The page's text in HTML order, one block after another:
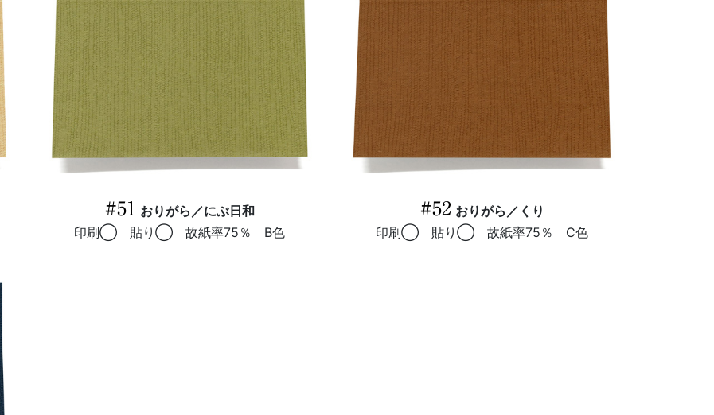
#51 おりがら／にぶ日和
印刷◯ 貼り◯ 故紙率75％ B色
#52 おりがら／くり
印刷◯ 貼り◯ 故紙率75％ C色